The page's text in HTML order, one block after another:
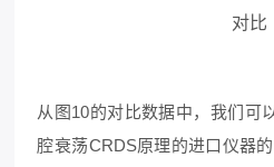
对比
从图10的对比数据中，我们可
腔衰荡CRDS原理的进口仪器